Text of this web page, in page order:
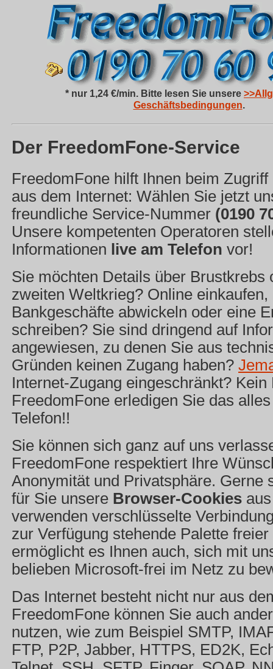
* nur 1,24 €/min. Bitte lesen Sie unsere
Geschäftsbedingungen.
Der FreedomFone-Service
FreedomFone hilft Ihnen beim Zugriff
aus dem Internet: Wählen Sie jetzt
freundliche Service-Nummer (0190
Unsere kompetenten Operatoren
Informationen live am Telefon vor!
Sie möchten Details über Brustkrebs
zweiten Weltkrieg? Online einkaufen,
Bankgeschäfte abwickeln oder eine
schreiben? Sie sind dringend auf
angewiesen, zu denen Sie aus
Gründen keinen Zugang haben?
Internet-Zugang eingeschränkt?
FreedomFone erledigen Sie das
Telefon!!
Sie können sich ganz auf uns
FreedomFone respektiert Ihre
Anonymität und Privatsphäre. Gerne
für Sie unsere Browser-Cookies
verwenden verschlüsselte
zur Verfügung stehende Palette
ermöglicht es Ihnen auch, sich mit
belieben Microsoft-frei im Netz zu
Das Internet besteht nicht nur aus
FreedomFone können Sie auch
nutzen, wie zum Beispiel SMTP,
FTP, P2P, Jabber, HTTPS, ED2K,